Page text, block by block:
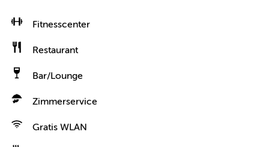
Fitnesscenter
Restaurant
Bar/Lounge
Zimmerservice
Gratis WLAN